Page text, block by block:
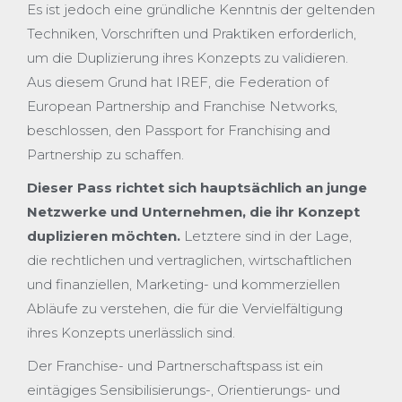
Es ist jedoch eine gründliche Kenntnis der geltenden
Techniken, Vorschriften und Praktiken erforderlich,
um die Duplizierung ihres Konzepts zu validieren.
Aus diesem Grund hat IREF, die Federation of
European Partnership and Franchise Networks,
beschlossen, den Passport for Franchising and
Partnership zu schaffen.
Dieser Pass richtet sich hauptsächlich an junge
Netzwerke und Unternehmen, die ihr Konzept
duplizieren möchten. Letztere sind in der Lage,
die rechtlichen und vertraglichen, wirtschaftlichen
und finanziellen, Marketing- und kommerziellen
Abläufe zu verstehen, die für die Vervielfältigung
ihres Konzepts unerlässlich sind.
Der Franchise- und Partnerschaftspass ist ein
eintägiges Sensibilisierungs-, Orientierungs- und